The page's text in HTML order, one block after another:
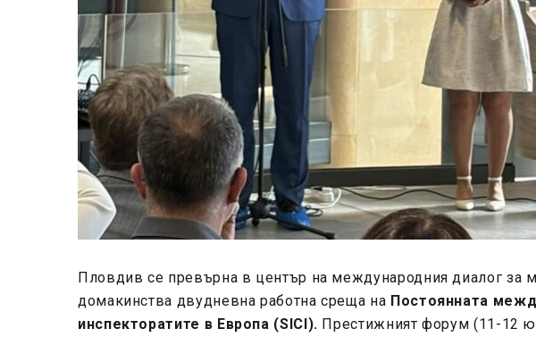
Пловдив се превърна в център на международния диалог за
домакинства двудневна работна среща на Постоянната
инспекторатите в Европа (SICI). Престижният форум (11-12